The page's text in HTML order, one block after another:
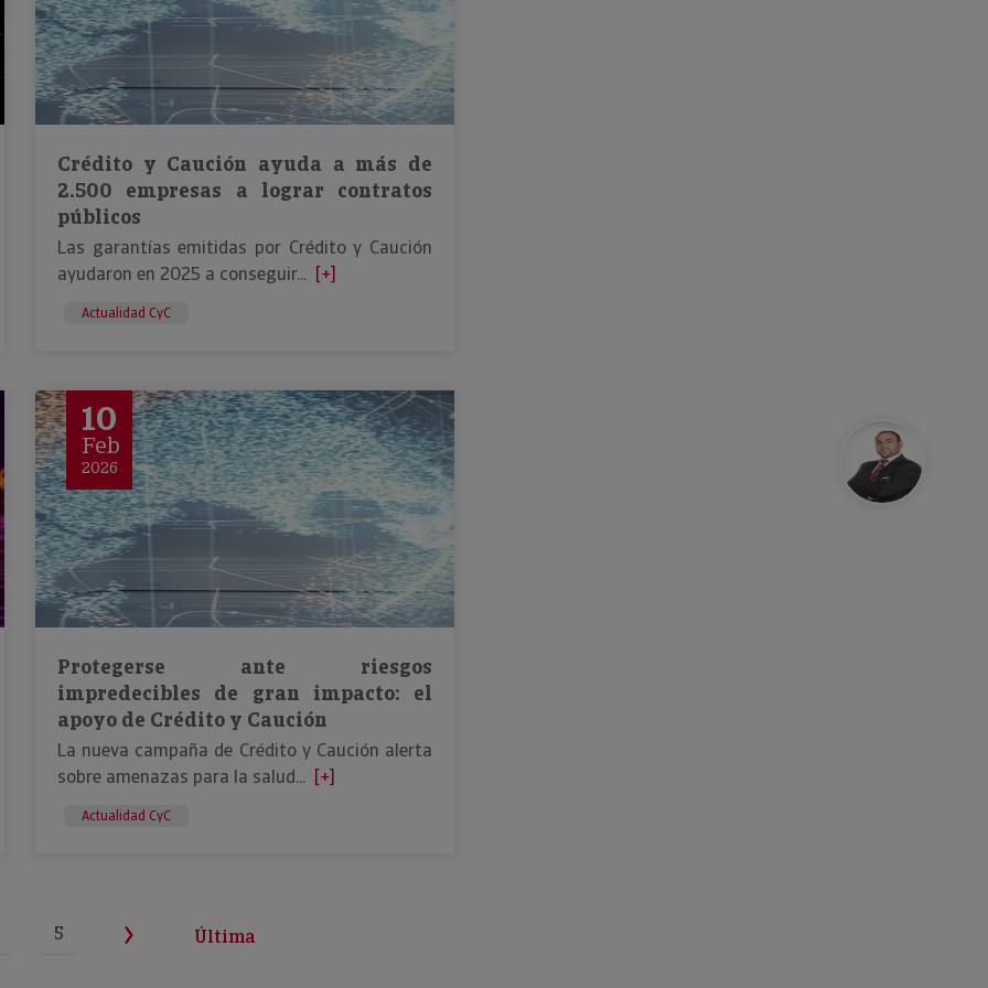
Crédito y Caución ayuda a más de
2.500 empresas a lograr contratos
públicos
Las garantías emitidas por Crédito y Caución
ayudaron en 2025 a conseguir... [+]
Actualidad CyC
10
Feb
2026
Protegerse ante riesgos
impredecibles de gran impacto: el
apoyo de Crédito y Caución
La nueva campaña de Crédito y Caución alerta
sobre amenazas para la salud... [+]
Actualidad CyC
5 Última